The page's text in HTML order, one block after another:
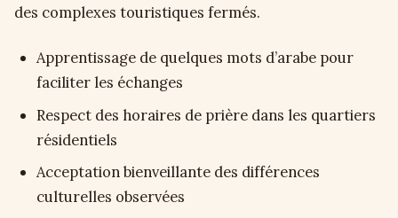
des complexes touristiques fermés.
Apprentissage de quelques mots d’arabe pour
faciliter les échanges
Respect des horaires de prière dans les quartiers
résidentiels
Acceptation bienveillante des différences
culturelles observées